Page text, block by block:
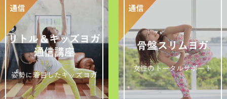
リトル＆キッズヨガ
通信講座
姿勢に着目したキッズヨガ
骨盤スリムヨガ
女性のトータルサポート